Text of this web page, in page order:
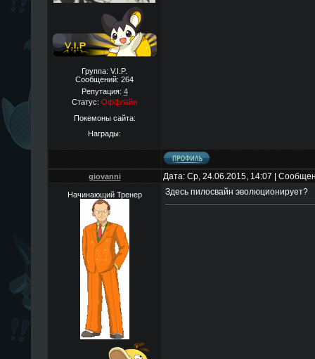
Группа: V.I.P.
Сообщений: 264
Репутация: 4
Статус: Оффлайн
Покемоны сайта:
Награды:
giovanni Дата: Ср, 24.06.2015, 14:07 |
Начинающий Тренер Здесь пилосвайн эволюционирует?